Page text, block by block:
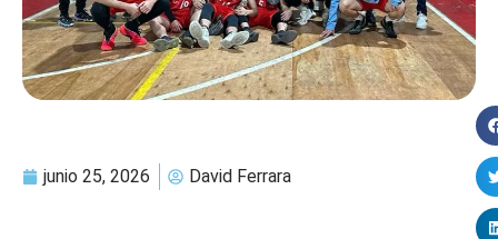
junio 25, 2026 David Ferrara